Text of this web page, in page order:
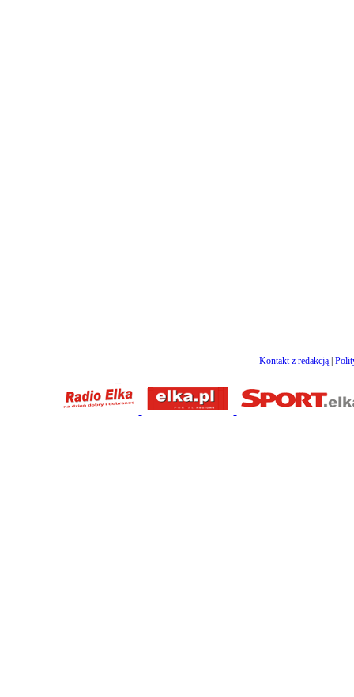
Kontakt z redakcją